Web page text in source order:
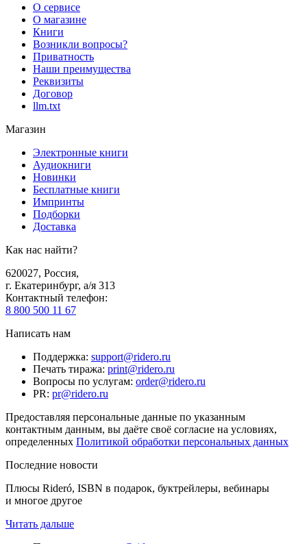
О сервисе
О магазине
Книги
Возникли вопросы?
Приватность
Наши преимущества
Реквизиты
Договор
llm.txt
Магазин
Электронные книги
Аудиокниги
Новинки
Бесплатные книги
Импринты
Подборки
Доставка
Как нас найти?
620027, Россия,
г. Екатеринбург, а/я 313
Контактный телефон:
8 800 500 11 67
Написать нам
Поддержка: support@ridero.ru
Печать тиража: print@ridero.ru
Вопросы по услугам: order@ridero.ru
PR: pr@ridero.ru
Предоставляя персональные данные по указанным
контактным данным, вы даёте своё согласие на условиях,
определенных Политикой обработки персональных данных
Последние новости
Плюсы Rideró, ISBN в подарок, буктрейлеры, вебинары
и многое другое
Читать дальше